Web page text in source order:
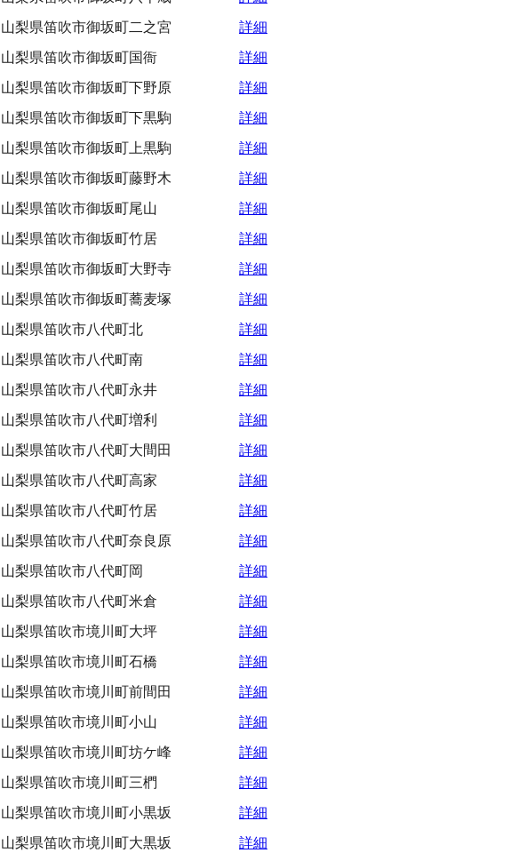
山梨県笛吹市御坂町二之宮
詳細
山梨県笛吹市御坂町国衙
詳細
山梨県笛吹市御坂町下野原
詳細
山梨県笛吹市御坂町下黒駒
詳細
山梨県笛吹市御坂町上黒駒
詳細
山梨県笛吹市御坂町藤野木
詳細
山梨県笛吹市御坂町尾山
詳細
山梨県笛吹市御坂町竹居
詳細
山梨県笛吹市御坂町大野寺
詳細
山梨県笛吹市御坂町蕎麦塚
詳細
山梨県笛吹市八代町北
詳細
山梨県笛吹市八代町南
詳細
山梨県笛吹市八代町永井
詳細
山梨県笛吹市八代町増利
詳細
山梨県笛吹市八代町大間田
詳細
山梨県笛吹市八代町高家
詳細
山梨県笛吹市八代町竹居
詳細
山梨県笛吹市八代町奈良原
詳細
山梨県笛吹市八代町岡
詳細
山梨県笛吹市八代町米倉
詳細
山梨県笛吹市境川町大坪
詳細
山梨県笛吹市境川町石橋
詳細
山梨県笛吹市境川町前間田
詳細
山梨県笛吹市境川町小山
詳細
山梨県笛吹市境川町坊ケ峰
詳細
山梨県笛吹市境川町三椚
詳細
山梨県笛吹市境川町小黒坂
詳細
山梨県笛吹市境川町大黒坂 詳細